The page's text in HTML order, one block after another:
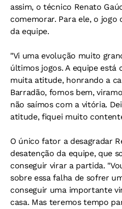
assim, o técnico Renato
comemorar. Para ele, o jogo
da equipe.
"Vi uma evolução muito
últimos jogos. A equipe está
muita atitude, honrando a
Barradão, fomos bem,
não saímos com a vitória.
atitude, fiquei muito
O único fator a desagradar
desatenção da equipe, que
conseguir virar a partida.
sobre essa falha de sofrer
conseguir uma importante
casa. Mas teremos tempo